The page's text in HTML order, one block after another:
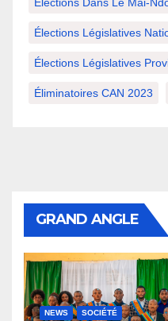
Élections Législatives
Élections Législatives
Éliminatoires CAN 2023
GRAND ANGLE
NEWS SOCIÉTÉ